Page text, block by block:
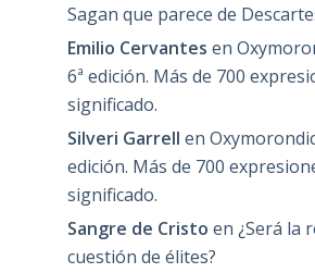
Sagan que parece de
Emilio Cervantes en
6ª edición. Más de 700
significado.
Silveri Garrell en
edición. Más de 700
significado.
Sangre de Cristo en ¿Será la
cuestión de élites?